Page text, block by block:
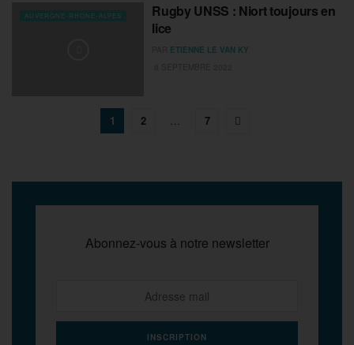
AUVERGNE-RHONE-ALPES
Rugby UNSS : Niort toujours en
lice
ETIENNE LE VAN KY
1 2 … 7
Abonnez-vous à notre newsletter